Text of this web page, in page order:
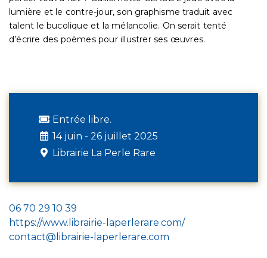
lumière et le contre-jour, son graphisme traduit avec
talent le bucolique et la mélancolie. On serait tenté
d’écrire des poèmes pour illustrer ses œuvres.
Entrée libre.
14 juin - 26 juillet 2025
Librairie La Perle Rare
06 70 29 10 39
https://www.librairie-laperlerare.com/
contact@librairie-laperlerare.com